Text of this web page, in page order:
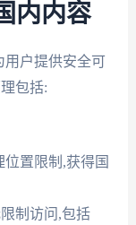
内内容
用户提供安全可
包括:
置限制,获得国
制访问,包括